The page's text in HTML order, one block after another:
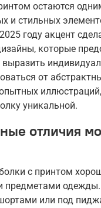
остаются
и стильных
году акцент
которые
от
иллюстраций,
уникальной.
отличия
с принтом
предметами
или под